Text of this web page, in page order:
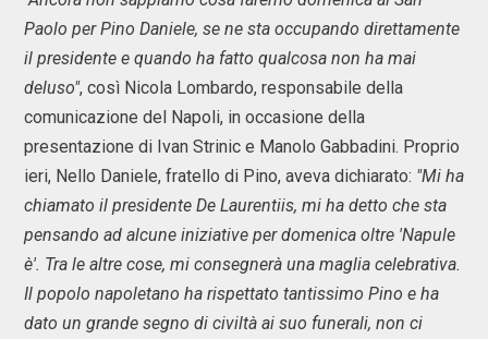
Paolo per Pino Daniele, se ne sta occupando direttamente
il presidente e quando ha fatto qualcosa non ha mai
deluso", così Nicola Lombardo, responsabile della
comunicazione del Napoli, in occasione della
presentazione di Ivan Strinic e Manolo Gabbadini. Proprio
ieri, Nello Daniele, fratello di Pino, aveva dichiarato: "Mi ha
chiamato il presidente De Laurentiis, mi ha detto che sta
pensando ad alcune iniziative per domenica oltre 'Napule
è'. Tra le altre cose, mi consegnerà una maglia celebrativa.
Il popolo napoletano ha rispettato tantissimo Pino e ha
dato un grande segno di civiltà ai suo funerali, non ci